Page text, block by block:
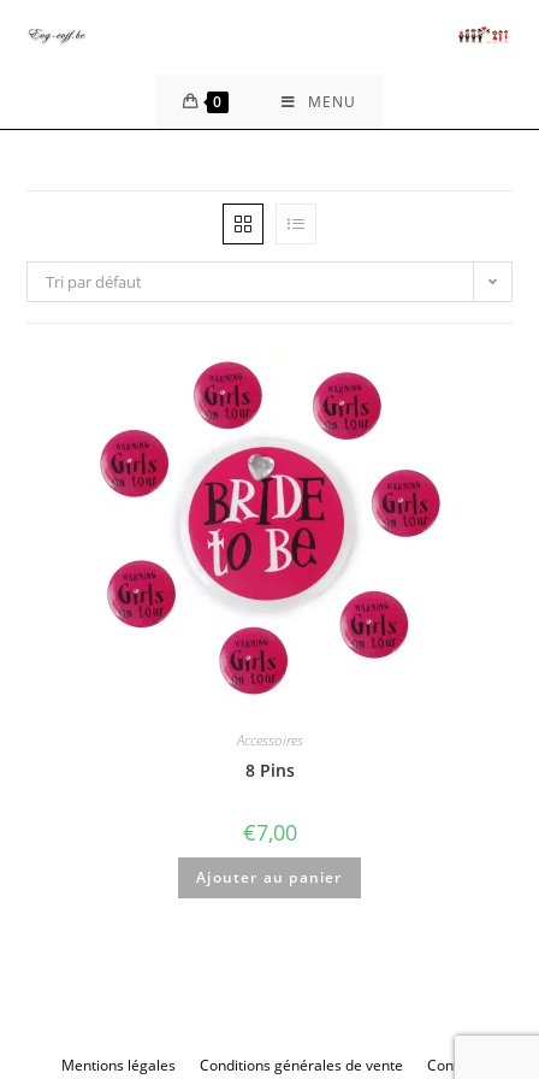
0 MENU
Tri par défaut
Accessoires
8 Pins
€7,00
Ajouter au panier
Mentions légales Conditions générales de vente Contact